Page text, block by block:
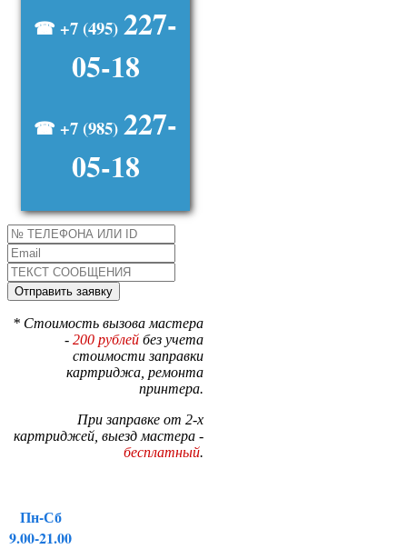
☎ +7 (495) 227-
05-18
☎ +7 (985) 227-
05-18
* Стоимость вызова мастера
- 200 рублей без учета
стоимости заправки
картриджа, ремонта
принтера.
При заправке от 2-х
картриджей, выезд мастера -
бесплатный.
Пн-Сб
9.00-21.00